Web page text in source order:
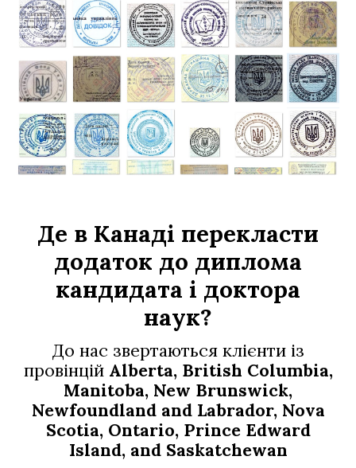
Де в Канаді перекласти
додаток до диплома
кандидата і доктора
наук?
До нас звертаються клієнти із
провінцій Alberta, British Columbia,
Manitoba, New Brunswick,
Newfoundland and Labrador, Nova
Scotia, Ontario, Prince Edward
Island, and Saskatchewan